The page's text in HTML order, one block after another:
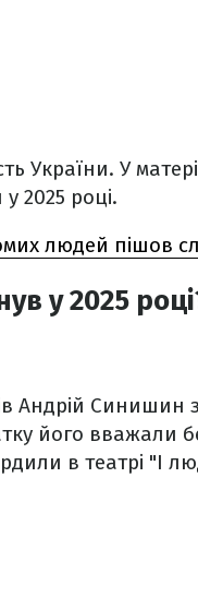
України. У
у 2025 році.
людей пішов
у 2025
Андрій Синишин
його вважали
в театрі "І